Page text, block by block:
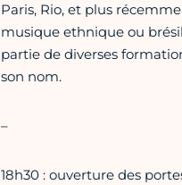
Paris, Rio, et plus
musique ethnique ou
partie de diverses
son nom.
–
18h30 : ouverture des